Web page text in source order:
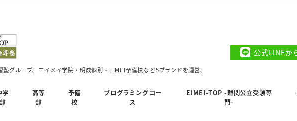
グループ。エイメイ学院・明成個別・EIMEI予備校など5ブランドを運営。
公式LINEか
学
高等
部
予備
校
プログラミングコー
ス
EIMEI-TOP -難関公立受験専
門-